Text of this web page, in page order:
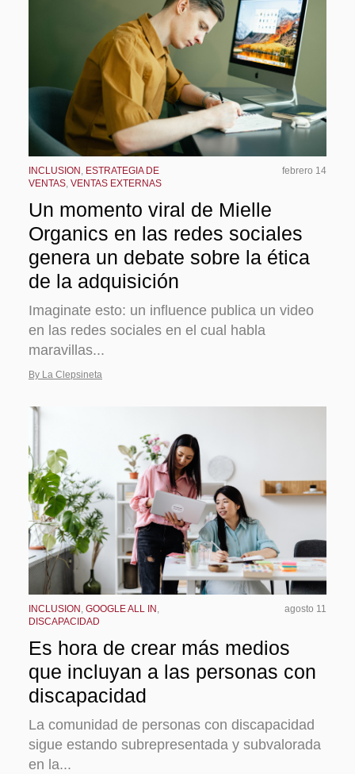
INCLUSION , ESTRATEGIA DE
VENTAS, VENTAS EXTERNAS
febrero 14
Un momento viral de Mielle
Organics en las redes sociales
genera un debate sobre la ética
de la adquisición
Imaginate esto: un influence publica un video
en las redes sociales en el cual habla
maravillas...
By La Clepsineta
INCLUSION , GOOGLE ALL IN ,
DISCAPACIDAD
agosto 11
Es hora de crear más medios
que incluyan a las personas con
discapacidad
La comunidad de personas con discapacidad
sigue estando subrepresentada y subvalorada
en la...